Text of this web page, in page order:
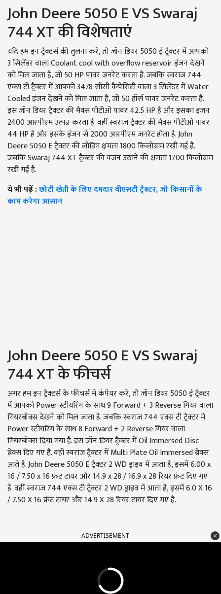
John Deere 5050 E VS Swaraj
744 XT की विशेषताएं
यदि हम इन ट्रैक्टर्स की तुलना करें, तो जॉन डियर 5050 ई ट्रैक्टर में आपको
3 सिलेंडर वाला Coolant cool with overflow reservoir इंजन देखने
को मिल जाता है, जो 50 HP पावर जनरेट करता है. जबकि स्वराज 744
एक्स टी ट्रैक्टर में आपको 3478 सीसी कैपेसिटी वाला 3 सिलेंडर में Water
Cooled इंजन देखने को मिल जाता है, जो 50 हॉर्स पावर जनरेट करता है.
इस जॉन डियर ट्रैक्टर की मैक्स पीटीओ पावर 42.5 HP है और इसका इंजन
2400 आरपीएम उत्पन्न करता है. वहीं स्वराज ट्रैक्टर की मैक्स पीटीओ पावर
44 HP है और इसके इंजन से 2000 आरपीएम जनरेट होता है. John
Deere 5050 E ट्रैक्टर की लोडिंग क्षमता 1800 किलोग्राम रखी गई है.
जबकि Swaraj 744 XT ट्रैक्टर की वजन उठाने की क्षमता 1700 किलोग्राम
रखी गई है.
ये भी पढ़ें :छोटी खेती के लिए दमदार वीएसटी ट्रैक्टर, जो किसानों के
काम करेगा आसान
John Deere 5050 E VS Swaraj
744 XT के फीचर्स
अगर हम इन ट्रैक्टर्स के फीचर्स में कंपेयर करें, तो जॉन डियर 5050 ई ट्रैक्टर
में आपको Power स्टीयरिंग के साथ 9 Forward + 3 Reverse गियर वाला
गियरबॉक्स देखने को मिल जाता है. जबकि स्वराज 744 एक्स टी ट्रैक्टर में
Power स्टीयरिंग के साथ 8 Forward + 2 Reverse गियर वाला
गियरबॉक्स दिया गया है. इस जॉन डियर ट्रैक्टर में Oil Immersed Disc
ब्रेक्स दिए गए है. वहीं स्वराज ट्रैक्टर में Multi Plate Oil Immersed ब्रेक्स
आते हैं. John Deere 5050 E ट्रैक्टर 2 WD ड्राइव में आता है, इसमें 6.00 x
16 / 7.50 x 16 फ्रंट टायर और 14.9 x 28 / 16.9 x 28 रियर फ्रंट दिए गए
है. वहीं स्वराज 744 एक्स टी ट्रैक्टर 2 WD ड्राइव में आता है, इसमें 6.0 X 16
/ 7.50 X 16 फ्रंट टायर और 14.9 X 28 रियर टायर दिए गए है.
ADVERTISEMENT